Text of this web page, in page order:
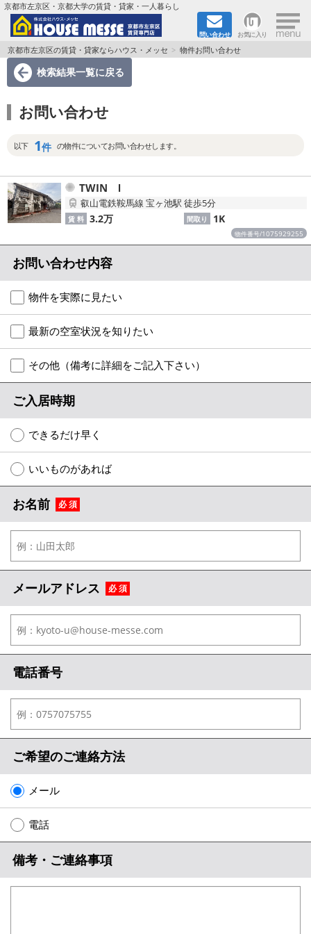
京都市左京区・京都大学の賃貸・貸家・一人暮らし
問い合わせ お気に入り ×
TOPページ
地図から検索
地域から検索
京都大学＆京都芸術大学生さんに
書類DL & 入居者さまへ
家族で住むならマンション？賃家？
一人暮らしの物件特集
ペット相談OKの賃貸！
特選物件
ハウスメーカー施工特集！
路線·駅から探す
IT重説について
スタッフ紹介
店舗情報·アクセス
会社概要
メールでお問い合わせ
京都市左京区の賃貸・貸家ならハウス・メッセ 物件お問い合わせ
検索結果一覧に戻る
お問い合わせ
以下 1件 の物件についてお問い合わせします。
物件番号/1075929255
TWIN Ⅰ
叡山電鉄鞍馬線 宝ヶ池駅 徒歩5分
賃 料 3.2万 間取り 1K
お問い合わせ内容
物件を実際に見たい
最新の空室状況を知りたい
その他（備考に詳細をご記入下さい）
ご入居時期
できるだけ早く
いいものがあれば
お名前 必 須
メールアドレス 必 須
電話番号
ご希望のご連絡方法
メール
電話
備考・ご連絡事項